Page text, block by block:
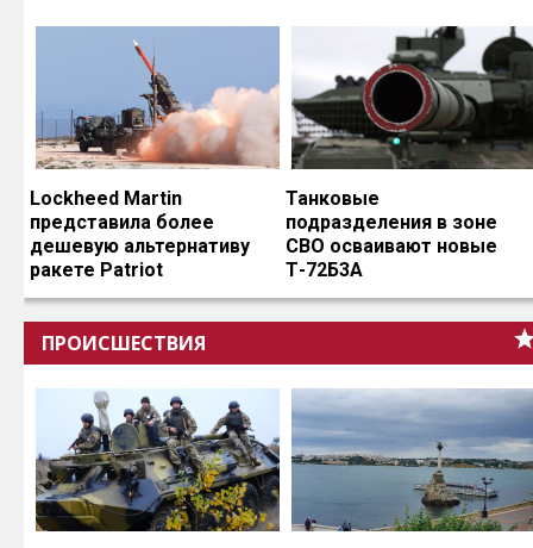
Lockheed Martin
представила более
дешевую альтернативу
ракете Patriot
Танковые
подразделения в зоне
СВО осваивают новые
Т-72Б3А
ПРОИСШЕСТВИЯ